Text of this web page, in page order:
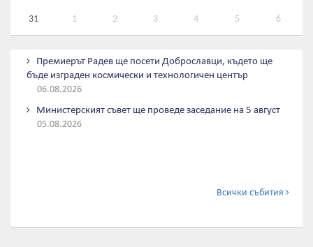
31 1 2 3 4 5 6
Премиерът Радев ще посети Доброславци, където ще
бъде изграден космически и технологичен център
06.08.2026
Министерският съвет ще проведе заседание на 5 август
05.08.2026
Всички събития